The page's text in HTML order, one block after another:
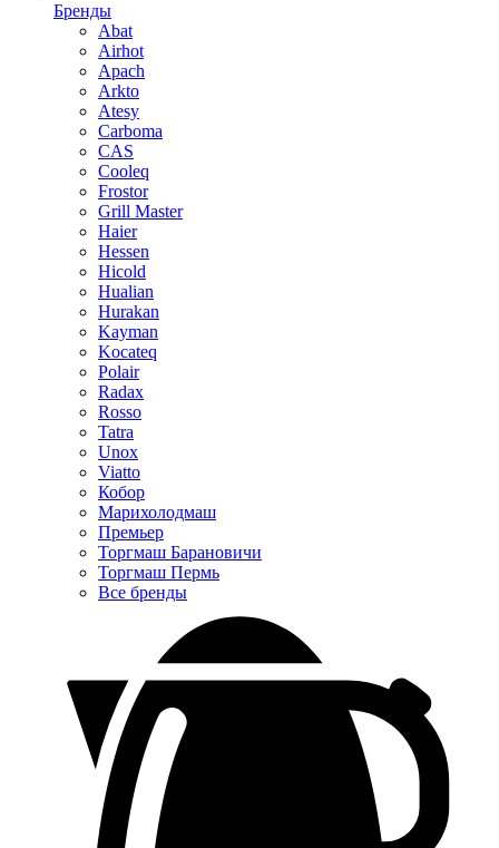
Бренды
Abat
Airhot
Apach
Arkto
Atesy
Carboma
CAS
Cooleq
Frostor
Grill Master
Haier
Hessen
Hicold
Hualian
Hurakan
Kayman
Kocateq
Polair
Radax
Rosso
Tatra
Unox
Viatto
Кобор
Марихолодмаш
Премьер
Торгмаш Барановичи
Торгмаш Пермь
Все бренды